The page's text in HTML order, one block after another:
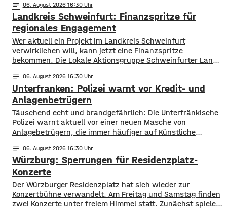
mainabwärts die zweite von drei Warnstufen. Zwar gibt es
aktuell mit dem Sauerstoffgehalt im Wasser noch keine
Probleme, allerdings ist die Wassertemperatur
notes 06. August 2026 16:30
Landkreis Schweinfurt: Finanzspritze für
regionales Engagement
Wer aktuell ein Projekt im Landkreis Schweinfurt
verwirklichen will, kann jetzt eine Finanzspritze
bekommen. Die Lokale Aktionsgruppe Schweinfurter Land
Bewerben können sich Bürger, Vereine und Organisationen.
Die Projekte sollen den Entwicklungszielen des Landkreises
dienen und das Bürgerengagement des Schweinfurter
Lands stärken. Die Entwicklungsziele sind:
Daseinsvorsorge, sozialer Zusammenhalt,
notes 06. August 2026 16:30
Unterfranken: Polizei warnt vor Kredit- und
Anlagenbetrügern
​​Täuschend echt und brandgefährlich: Die Unterfränkische
Polizei warnt aktuell vor einer neuen Masche von
Anlagebetrügern, die immer häufiger auf Künstliche
Menschen aus der Region um ihr Erspartes gebracht. ​Laut
Polizei erstellen die Täter mithilfe von KI täuschen echte
Werbevideos oder fälschen Empfehlungen von prominenten
Persönlichkeiten. Ihr Ziel: echte
notes 06. August 2026 16:30
Würzburg: Sperrungen für Residenzplatz-
Konzerte
Der Würzburger Residenzplatz hat sich wieder zur
Konzertbühne verwandelt. Am Freitag und Samstag finden
zwei Konzerte unter freiem Himmel statt. Zunächst spielen